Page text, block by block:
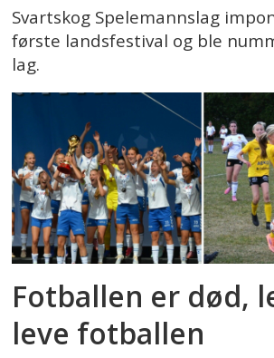
Svartskog Spelemannslag
første landsfestival og ble
lag.
Fotballen er død,
leve fotballen